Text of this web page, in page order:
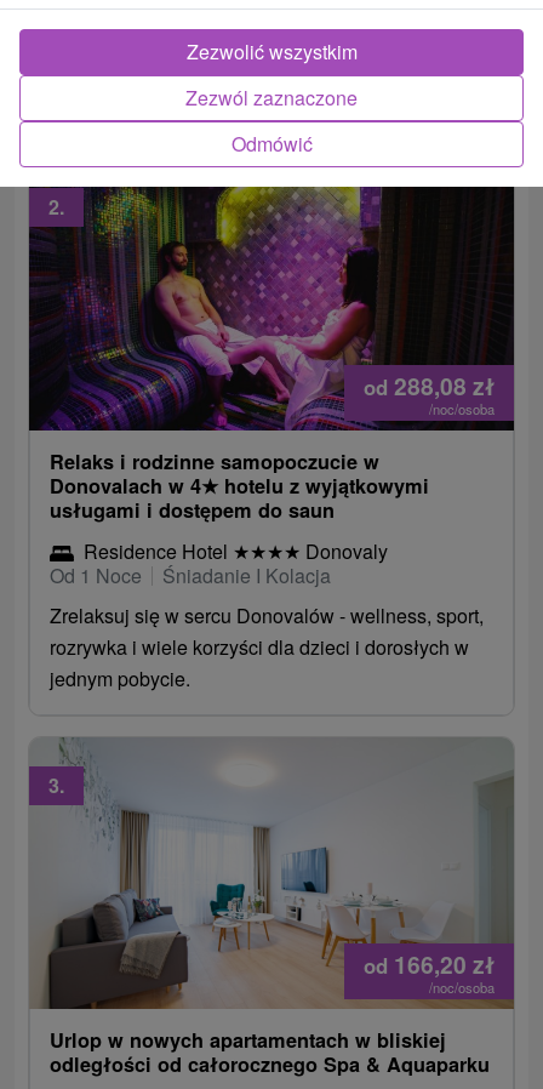
Specjalny pobyt uzdrowiskowy w świetnej cenie z
półpensją, wstępem do Spa & Aquapark i
BEZPŁATNYM zabiegiem bonusowym.
od 288,08 zł
/noc/osoba
2.
Relaks i rodzinne samopoczucie w
Donovalach w 4★ hotelu z wyjątkowymi
usługami i dostępem do saun
Residence Hotel ★★★★ Donovaly
Od 1 Noce
Śniadanie I Kolacja
Zrelaksuj się w sercu Donovalów - wellness, sport,
rozrywka i wiele korzyści dla dzieci i dorosłych w
jednym pobycie.
od 166,20 zł
/noc/osoba
3.
Urlop w nowych apartamentach w bliskiej
odległości od całorocznego Spa & Aquaparku
Odmówić
Zezwól zaznaczone
Zezwolić wszystkim